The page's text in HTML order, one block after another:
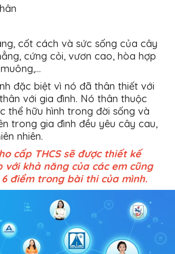
cốt cách và sức sống của cây
cứng cỏi, vươn cao, hòa hợp
đặc biệt vì nó đã thân thiết với
với gia đình. Nó thân thuộc
thể hữu hình trong đời sống và
trong gia đình đều yêu cây cau,
nhiên.
cấp THCS sẽ được thiết kế
khả năng của các em cũng
điểm trong bài thi của mình.